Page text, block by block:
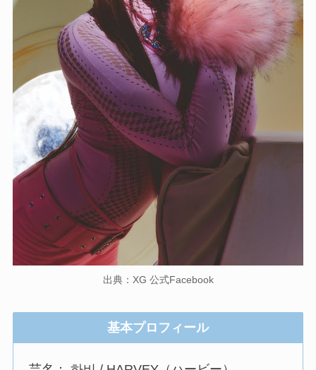
出典：XG 公式Facebook
基本プロフィール